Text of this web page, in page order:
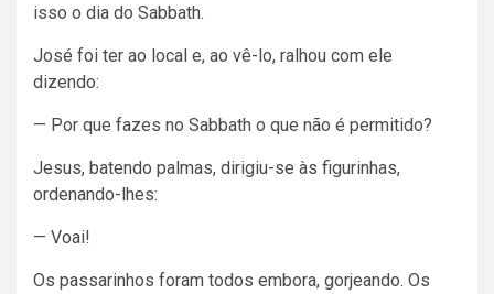
isso o dia do Sabbath.
José foi ter ao local e, ao vê-lo, ralhou com ele
dizendo:
— Por que fazes no Sabbath o que não é permitido?
Jesus, batendo palmas, dirigiu-se às figurinhas,
ordenando-lhes:
— Voai!
Os passarinhos foram todos embora, gorjeando. Os